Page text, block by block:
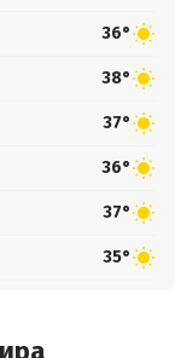
36°
38°
37°
36°
37°
35°